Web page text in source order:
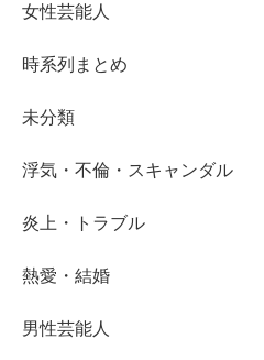
女性芸能人
時系列まとめ
未分類
浮気・不倫・スキャンダル
炎上・トラブル
熱愛・結婚
男性芸能人